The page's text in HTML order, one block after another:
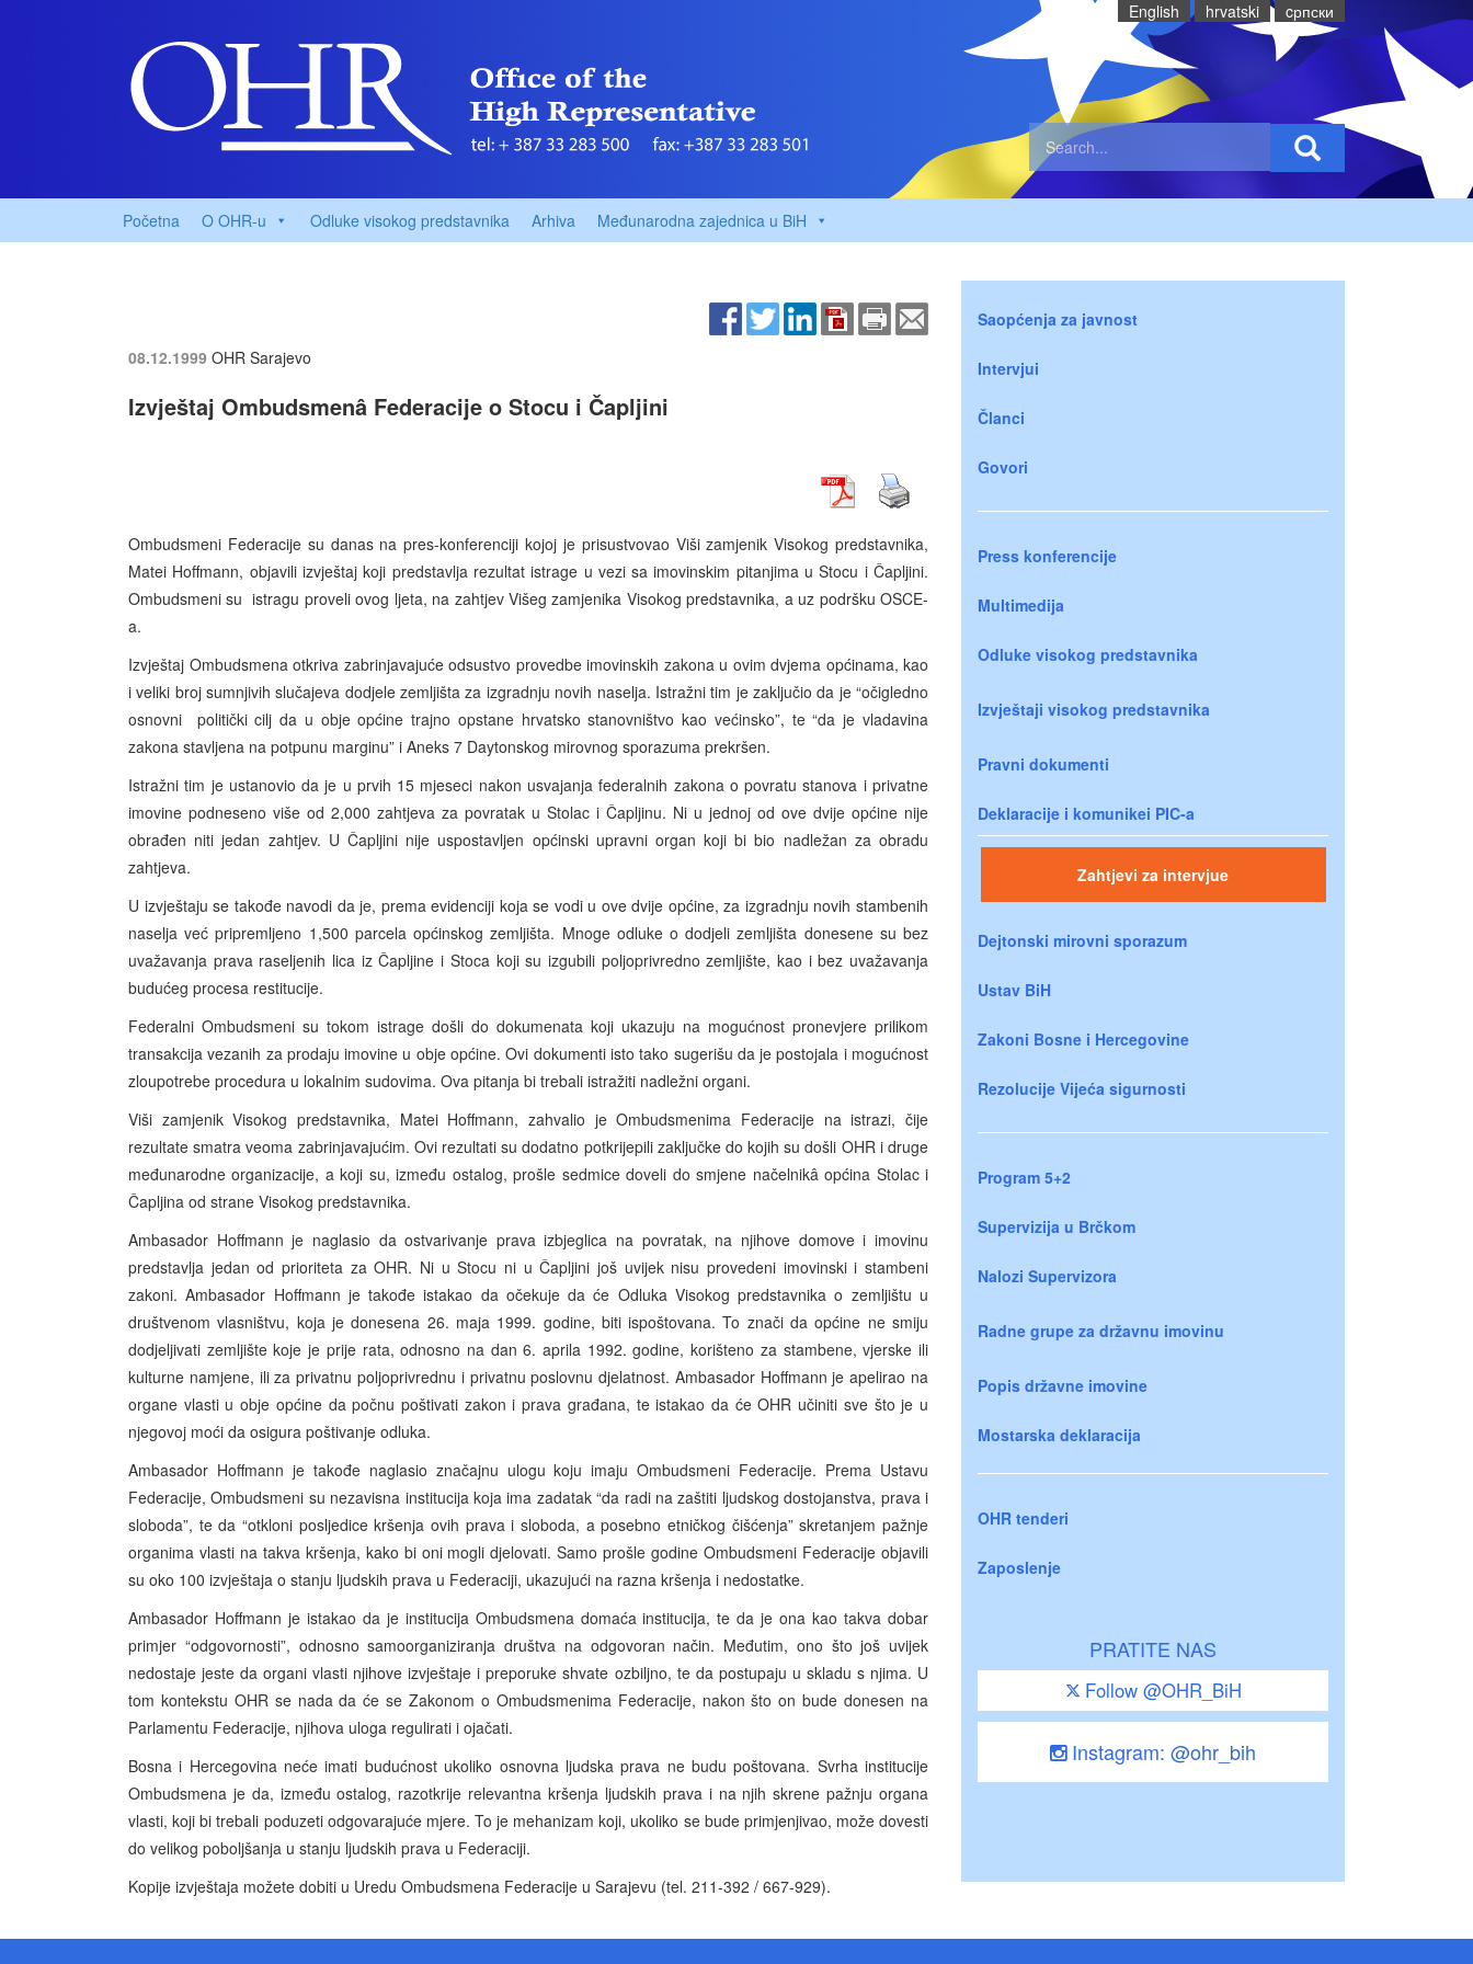
English hrvatski cрпски
Početna O OHR-u Odluke visokog predstavnika Arhiva Međunarodna zajednica u BiH
08.12.1999 OHR Sarajevo
Izvještaj Ombudsmenâ Federacije o Stocu i Čapljini
Ombudsmeni Federacije su danas na pres-konferenciji kojoj je prisustvovao Viši zamjenik Visokog predstavnika,
Matei Hoffmann, objavili izvještaj koji predstavlja rezultat istrage u vezi sa imovinskim pitanjima u Stocu i Čapljini.
Ombudsmeni su istragu proveli ovog ljeta, na zahtjev Višeg zamjenika Visokog predstavnika, a uz podršku OSCE-
a.
Izvještaj Ombudsmena otkriva zabrinjavajuće odsustvo provedbe imovinskih zakona u ovim dvjema općinama, kao
i veliki broj sumnjivih slučajeva dodjele zemljišta za izgradnju novih naselja. Istražni tim je zaključio da je “očigledno
osnovni politički cilj da u obje općine trajno opstane hrvatsko stanovništvo kao većinsko”, te “da je vladavina
zakona stavljena na potpunu marginu” i Aneks 7 Daytonskog mirovnog sporazuma prekršen.
Istražni tim je ustanovio da je u prvih 15 mjeseci nakon usvajanja federalnih zakona o povratu stanova i privatne
imovine podneseno više od 2,000 zahtjeva za povratak u Stolac i Čapljinu. Ni u jednoj od ove dvije općine nije
obrađen niti jedan zahtjev. U Čapljini nije uspostavljen općinski upravni organ koji bi bio nadležan za obradu
zahtjeva.
U izvještaju se takođe navodi da je, prema evidenciji koja se vodi u ove dvije općine, za izgradnju novih stambenih
naselja već pripremljeno 1,500 parcela općinskog zemljišta. Mnoge odluke o dodjeli zemljišta donesene su bez
uvažavanja prava raseljenih lica iz Čapljine i Stoca koji su izgubili poljoprivredno zemljište, kao i bez uvažavanja
budućeg procesa restitucije.
Federalni Ombudsmeni su tokom istrage došli do dokumenata koji ukazuju na mogućnost pronevjere prilikom
transakcija vezanih za prodaju imovine u obje općine. Ovi dokumenti isto tako sugerišu da je postojala i mogućnost
zloupotrebe procedura u lokalnim sudovima. Ova pitanja bi trebali istražiti nadležni organi.
Viši zamjenik Visokog predstavnika, Matei Hoffmann, zahvalio je Ombudsmenima Federacije na istrazi, čije
rezultate smatra veoma zabrinjavajućim. Ovi rezultati su dodatno potkrijepili zaključke do kojih su došli OHR i druge
međunarodne organizacije, a koji su, između ostalog, prošle sedmice doveli do smjene načelnikâ općina Stolac i
Čapljina od strane Visokog predstavnika.
Ambasador Hoffmann je naglasio da ostvarivanje prava izbjeglica na povratak, na njihove domove i imovinu
predstavlja jedan od prioriteta za OHR. Ni u Stocu ni u Čapljini još uvijek nisu provedeni imovinski i stambeni
zakoni. Ambasador Hoffmann je takođe istakao da očekuje da će Odluka Visokog predstavnika o zemljištu u
društvenom vlasništvu, koja je donesena 26. maja 1999. godine, biti ispoštovana. To znači da općine ne smiju
dodjeljivati zemljište koje je prije rata, odnosno na dan 6. aprila 1992. godine, korišteno za stambene, vjerske ili
kulturne namjene, ili za privatnu poljoprivrednu i privatnu poslovnu djelatnost. Ambasador Hoffmann je apelirao na
organe vlasti u obje općine da počnu poštivati zakon i prava građana, te istakao da će OHR učiniti sve što je u
njegovoj moći da osigura poštivanje odluka.
Ambasador Hoffmann je takođe naglasio značajnu ulogu koju imaju Ombudsmeni Federacije. Prema Ustavu
Federacije, Ombudsmeni su nezavisna institucija koja ima zadatak “da radi na zaštiti ljudskog dostojanstva, prava i
sloboda”, te da “otkloni posljedice kršenja ovih prava i sloboda, a posebno etničkog čišćenja” skretanjem pažnje
organima vlasti na takva kršenja, kako bi oni mogli djelovati. Samo prošle godine Ombudsmeni Federacije objavili
su oko 100 izvještaja o stanju ljudskih prava u Federaciji, ukazujući na razna kršenja i nedostatke.
Ambasador Hoffmann je istakao da je institucija Ombudsmena domaća institucija, te da je ona kao takva dobar
primjer “odgovornosti”, odnosno samoorganiziranja društva na odgovoran način. Međutim, ono što još uvijek
nedostaje jeste da organi vlasti njihove izvještaje i preporuke shvate ozbiljno, te da postupaju u skladu s njima. U
tom kontekstu OHR se nada da će se Zakonom o Ombudsmenima Federacije, nakon što on bude donesen na
Parlamentu Federacije, njihova uloga regulirati i ojačati.
Bosna i Hercegovina neće imati budućnost ukoliko osnovna ljudska prava ne budu poštovana. Svrha institucije
Ombudsmena je da, između ostalog, razotkrije relevantna kršenja ljudskih prava i na njih skrene pažnju organa
vlasti, koji bi trebali poduzeti odgovarajuće mjere. To je mehanizam koji, ukoliko se bude primjenjivao, može dovesti
do velikog poboljšanja u stanju ljudskih prava u Federaciji.
Kopije izvještaja možete dobiti u Uredu Ombudsmena Federacije u Sarajevu (tel. 211-392 / 667-929).
Saopćenja za javnost
Intervjui
Članci
Govori
Press konferencije
Multimedija
Odluke visokog predstavnika
Izvještaji visokog predstavnika
Pravni dokumenti
Deklaracije i komunikei PIC-a
Zahtjevi za intervjue
Dejtonski mirovni sporazum
Ustav BiH
Zakoni Bosne i Hercegovine
Rezolucije Vijeća sigurnosti
Program 5+2
Supervizija u Brčkom
Nalozi Supervizora
Radne grupe za državnu imovinu
Popis državne imovine
Mostarska deklaracija
OHR tenderi
Zaposlenje
PRATITE NAS
Follow @OHR_BiH
Instagram: @ohr_bih